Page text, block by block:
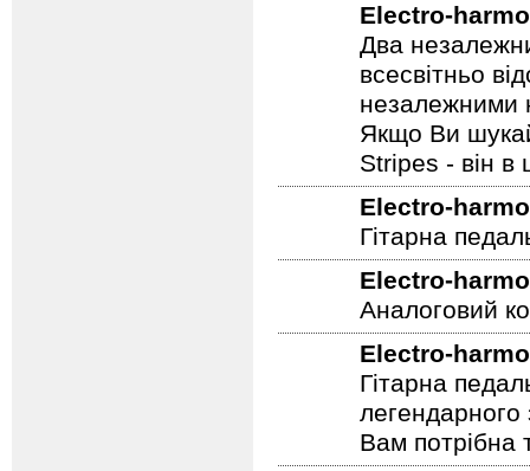
Electro-
Два
всесвітньо
незалежними
Якщо Ви
Stripes - він в
Electro-
Гітарна
Electro-
Аналоговий
Electro-
Гітарна
Вам потрібна